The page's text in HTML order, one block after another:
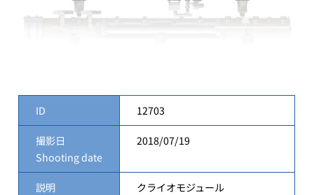
ID 12703
撮影日
Shooting date
2018/07/19
説明
クライオモジュール